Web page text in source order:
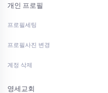
개인 프로필
프로필세팅
프로필사진 변경
계정 삭제
영세교회